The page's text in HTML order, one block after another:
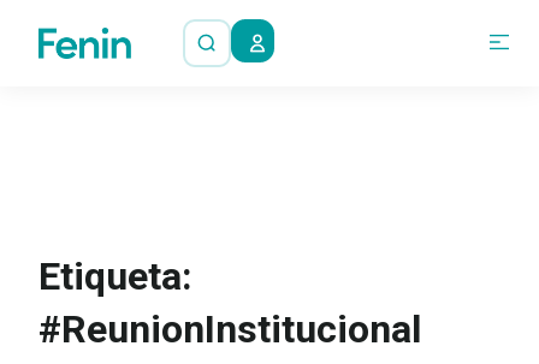
Etiqueta:
#ReunionInstitucional